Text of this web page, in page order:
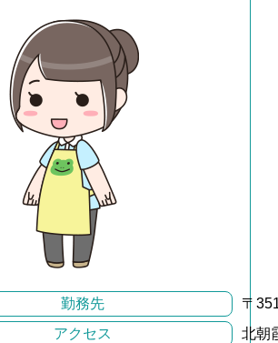
勤務先
〒
アクセス
北朝